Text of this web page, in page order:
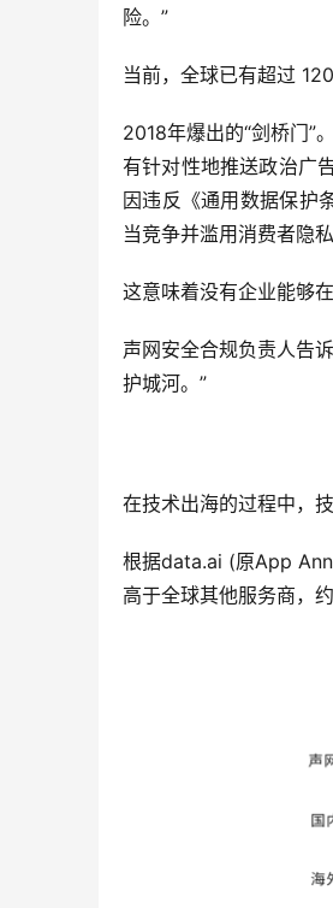
险。”
当前，全球已有超过
2018年爆出的“剑桥门”
有针对性地推送政治广
因违反《通用数据保护
当竞争并滥用消费者隐
这意味着没有企业能够
声网安全合规负责人告
护城河。”
在技术出海的过程中，
根据data.ai (原App
高于全球其他服务商，